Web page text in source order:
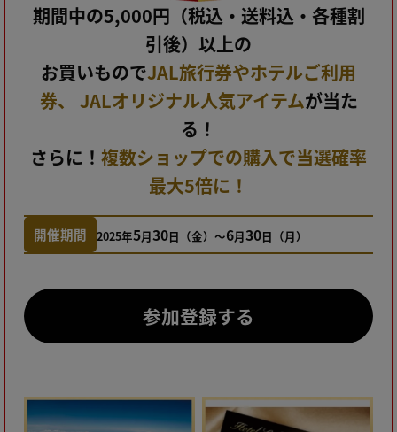
期間中の5,000円（税込・送料込・各種割
引後）以上の
お買いものでJAL旅行券やホテルご利用
券、
JALオリジナル人気アイテムが当た
る！
さらに！ 複数ショップでの購入で当選確率
最大5倍に！
開催期間 2025年5月30日（金）～6月30日（月）
参加登録する